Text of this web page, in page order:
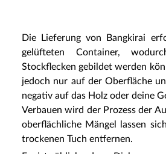
Die Lieferung von Bangkirai
gelüfteten Container,
Stockflecken gebildet werden
jedoch nur auf der Oberfläche
negativ auf das Holz oder deine
Verbauen wird der Prozess der
oberflächliche Mängel lassen
trockenen Tuch entfernen.